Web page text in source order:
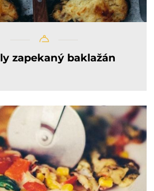
zapekaný baklažán